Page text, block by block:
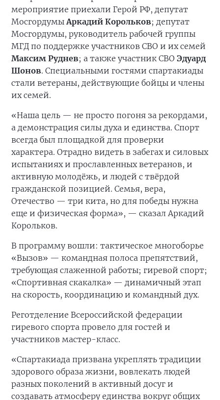
мероприятие приехали Герой РФ, депутат
МосгордумыАркадий Корольков; депутат
Мосгордумы, руководитель рабочей группы
МГД по поддержке участников СВО и их семей
Максим Руднев; а также участник СВО Эдуард
Шонов. Специальными гостями спартакиады
стали ветераны, действующие бойцы и члены
их семей.
«Наша цель — не просто погоня за рекордами,
а демонстрация силы духа и единства. Спорт
всегда был площадкой для проверки
характера. Отрадно видеть в забегах и силовых
испытаниях и прославленных ветеранов, и
активную молодёжь, и людей с твёрдой
гражданской позицией. Семья, вера,
Отечество — три кита, но для победы нужна
еще и физическая форма», — сказал Аркадий
Корольков.
В программу вошли: тактическое многоборье
«Вызов» — командная полоса препятствий,
требующая слаженной работы; гиревой спорт;
«Спортивная скакалка» — динамичный этап
на скорость, координацию и командный дух.
Реготделение Всероссийской федерации
гиревого спорта провело для гостей и
участников мастер-класс.
«Спартакиада призвана укреплять традиции
здорового образа жизни, вовлекать людей
разных поколений в активный досуг и
создавать атмосферу единства вокруг общих